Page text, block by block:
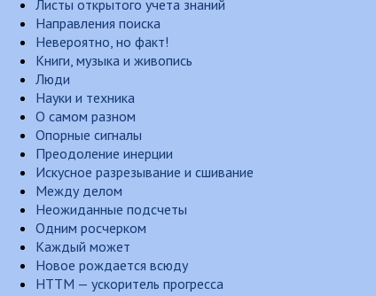
Листы открытого учета знаний
Направления поиска
Невероятно, но факт!
Книги, музыка и живопись
Люди
Науки и техника
О самом разном
Опорные сигналы
Преодоление инерции
Искусное разрезывание и сшивание
Между делом
Неожиданные подсчеты
Одним росчерком
Каждый может
Новое рождается всюду
НТТМ — ускоритель прогресса